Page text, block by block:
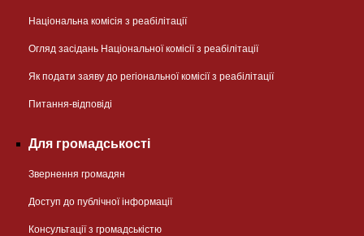
Національна комісія з реабілітації
Огляд засідань Національної комісії з реабілітації
Як подати заяву до регіональної комісії з реабілітації
Питання-відповіді
Для громадськості
Звернення громадян
Доступ до публічної інформації
Консультації з громадськістю